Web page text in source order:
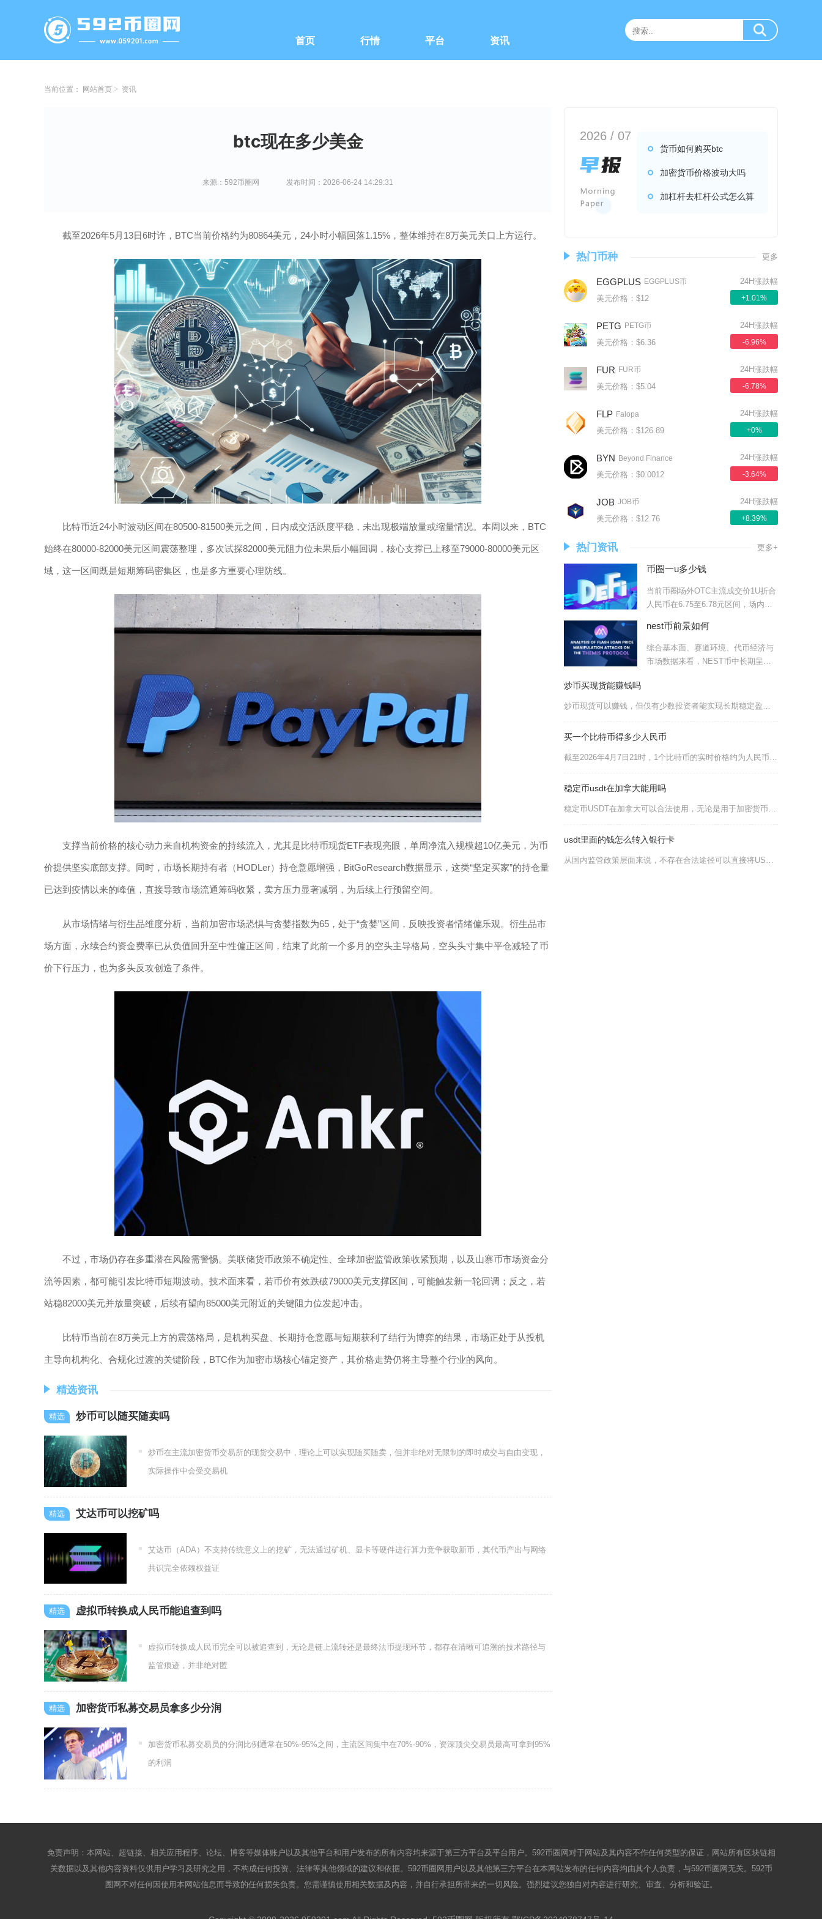
首页 行情 平台 资讯
当前位置： 网站首页 资讯
btc现在多少美金
来源：592币圈网 发布时间：2026-06-24 14:29:31
截至2026年5月13日6时许，BTC当前价格约为80864美元，24小时小幅回落1.15%，整体维持在8万美元关口上方运行。
比特币近24小时波动区间在80500-81500美元之间，日内成交活跃度平稳，未出现极端放量或缩量情况。本周以来，BTC
始终在80000-82000美元区间震荡整理，多次试探82000美元阻力位未果后小幅回调，核心支撑已上移至79000-80000美元区
域，这一区间既是短期筹码密集区，也是多方重要心理防线。
支撑当前价格的核心动力来自机构资金的持续流入，尤其是比特币现货ETF表现亮眼，单周净流入规模超10亿美元，为币
价提供坚实底部支撑。同时，市场长期持有者（HODLer）持仓意愿增强，BitGoResearch数据显示，这类“坚定买家”的持仓量
已达到疫情以来的峰值，直接导致市场流通筹码收紧，卖方压力显著减弱，为后续上行预留空间。
从市场情绪与衍生品维度分析，当前加密市场恐惧与贪婪指数为65，处于“贪婪”区间，反映投资者情绪偏乐观。衍生品市
场方面，永续合约资金费率已从负值回升至中性偏正区间，结束了此前一个多月的空头主导格局，空头头寸集中平仓减轻了币
价下行压力，也为多头反攻创造了条件。
不过，市场仍存在多重潜在风险需警惕。美联储货币政策不确定性、全球加密监管政策收紧预期，以及山寨币市场资金分
流等因素，都可能引发比特币短期波动。技术面来看，若币价有效跌破79000美元支撑区间，可能触发新一轮回调；反之，若
站稳82000美元并放量突破，后续有望向85000美元附近的关键阻力位发起冲击。
比特币当前在8万美元上方的震荡格局，是机构买盘、长期持仓意愿与短期获利了结行为博弈的结果，市场正处于从投机
主导向机构化、合规化过渡的关键阶段，BTC作为加密市场核心锚定资产，其价格走势仍将主导整个行业的风向。
精选资讯
炒币可以随买随卖吗
炒币在主流加密货币交易所的现货交易中，理论上可以实现随买随卖，但并非绝对无限制的即时成交与自由变现，
实际操作中会受交易机
艾达币可以挖矿吗
艾达币（ADA）不支持传统意义上的挖矿，无法通过矿机、显卡等硬件进行算力竞争获取新币，其代币产出与网络
共识完全依赖权益证
虚拟币转换成人民币能追查到吗
虚拟币转换成人民币完全可以被追查到，无论是链上流转还是最终法币提现环节，都存在清晰可追溯的技术路径与
监管痕迹，并非绝对匿
加密货币私募交易员拿多少分润
加密货币私募交易员的分润比例通常在50%-95%之间，主流区间集中在70%-90%，资深顶尖交易员最高可拿到95%
的利润
2026 / 07
货币如何购买btc
加密货币价格波动大吗
加杠杆去杠杆公式怎么算
热门币种 更多
EGGPLUS EGGPLUS币
美元价格：$12
24H涨跌幅
+1.01%
PETG PETG币
美元价格：$6.36
24H涨跌幅
-6.96%
FUR FUR币
美元价格：$5.04
24H涨跌幅
-6.78%
FLP Falopa
美元价格：$126.89
24H涨跌幅
+0%
BYN Beyond Finance
美元价格：$0.0012
24H涨跌幅
-3.64%
JOB JOB币
美元价格：$12.76
24H涨跌幅
+8.39%
热门资讯 更多+
币圈一u多少钱
当前币圈场外OTC主流成交价1U折合
人民币在6.75至6.78元区间，场内全
nest币前景如何
综合基本面、赛道环境、代币经济与
市场数据来看，NEST币中长期呈现
炒币买现货能赚钱吗
炒币现货可以赚钱，但仅有少数投资者能实现长期稳定盈利，绝大多数普通散户盲目进场做现货最终难
买一个比特币得多少人民币
截至2026年4月7日21时，1个比特币的实时价格约为人民币470,363.14元，24小
稳定币usdt在加拿大能用吗
稳定币USDT在加拿大可以合法使用，无论是用于加密货币交易、跨境转账还是部分场景的商业支付
usdt里面的钱怎么转入银行卡
从国内监管政策层面来说，不存在合法途径可以直接将USDT内的资产转入国内银行卡，任何虚拟货
免责声明：本网站、超链接、相关应用程序、论坛、博客等媒体账户以及其他平台和用户发布的所有内容均来源于第三方平台及平台用户。592币圈网对于网站及其内容不作任何类型的保证，网站所有区块链相
关数据以及其他内容资料仅供用户学习及研究之用，不构成任何投资、法律等其他领域的建议和依据。592币圈网用户以及其他第三方平台在本网站发布的任何内容均由其个人负责，与592币圈网无关。592币
圈网不对任何因使用本网站信息而导致的任何损失负责。您需谨慎使用相关数据及内容，并自行承担所带来的一切风险。强烈建议您独自对内容进行研究、审查、分析和验证。